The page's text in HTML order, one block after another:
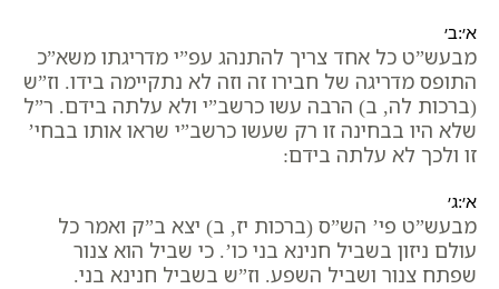
א׳:ב׳
מבעש”ט כל אחד צריך להתנהג עפ”י מדריגתו משא”כ
התופס מדריגה של חבירו זה וזה לא נתקיימה בידו. וז”ש
(ברכות לה, ב) הרבה עשו כרשב”י ולא עלתה בידם. ר”ל
שלא היו בבחינה זו רק שעשו כרשב”י שראו אותו בבחי’
זו ולכך לא עלתה בידם:
א׳:ג׳
מבעש”ט פי’ הש”ס (ברכות יז, ב) יצא ב”ק ואמר כל
עולם ניזון בשביל חנינא בני כו’. כי שביל הוא צנור
שפתח צנור ושביל השפע. וז”ש בשביל חנינא בני.